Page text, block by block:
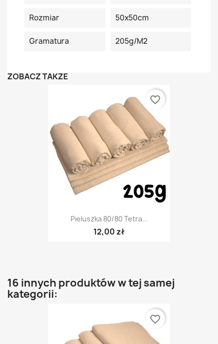
Rozmiar 50x50cm
Gramatura 205g/m2
ZOBACZ TAKŻE
Pieluszka 80/80 Tetra...
12,00 zł
favorite_border
16 innych produktów w tej samej
kategorii:
favorite_border